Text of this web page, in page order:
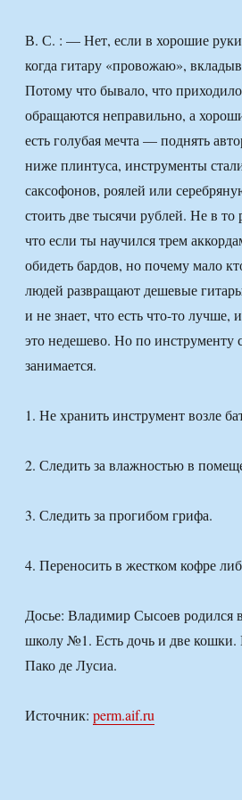
В. С. : — Нет, если в хорошие
когда гитару «провожаю»,
Потому что бывало, что
обращаются неправильно, а
есть голубая мечта — поднять
ниже плинтуса, инструменты
саксофонов, роялей или
стоить две тысячи рублей. Не в
что если ты научился трем
обидеть бардов, но почему мало
людей развращают дешевые
и не знает, что есть что-то
это недешево. Но по инструменту
занимается.
1. Не хранить инструмент возле
2. Следить за влажностью в
3. Следить за прогибом грифа.
4. Переносить в жестком кофре
Досье: Владимир Сысоев родился
школу №1. Есть дочь и две кошки.
Пако де Лусиа.
Источник: perm.aif.ru